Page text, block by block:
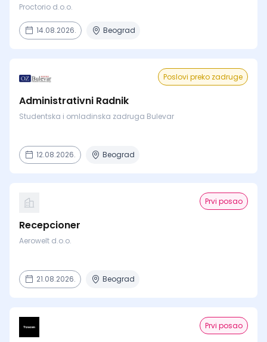
Proctorio d.o.o.
14.08.2026. Beograd
Poslovi preko zadruge
Administrativni Radnik
Studentska i omladinska zadruga Bulevar
12.08.2026. Beograd
Prvi posao
Recepcioner
Aerowelt d.o.o.
21.08.2026. Beograd
Prvi posao